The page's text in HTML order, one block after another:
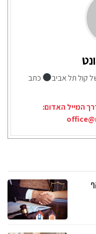
קול תל אביב
כתב
המייל האדום: